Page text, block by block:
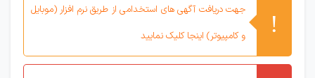
جهت دریافت آگهی های استخدامی از طریق نرم افزار (موبایل
و کامپیوتر) اینجا کلیک نمایید